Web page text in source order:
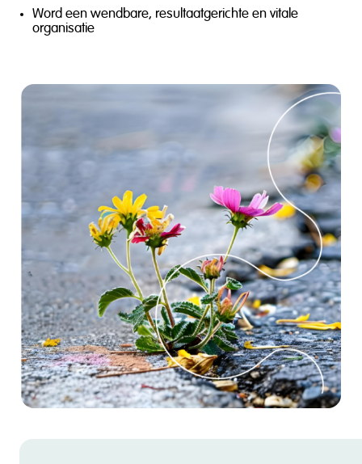
Word een wendbare, resultaatgerichte en vitale
organisatie